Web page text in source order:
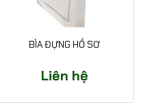
BÌA ĐỰNG HỒ SƠ
Liên hệ